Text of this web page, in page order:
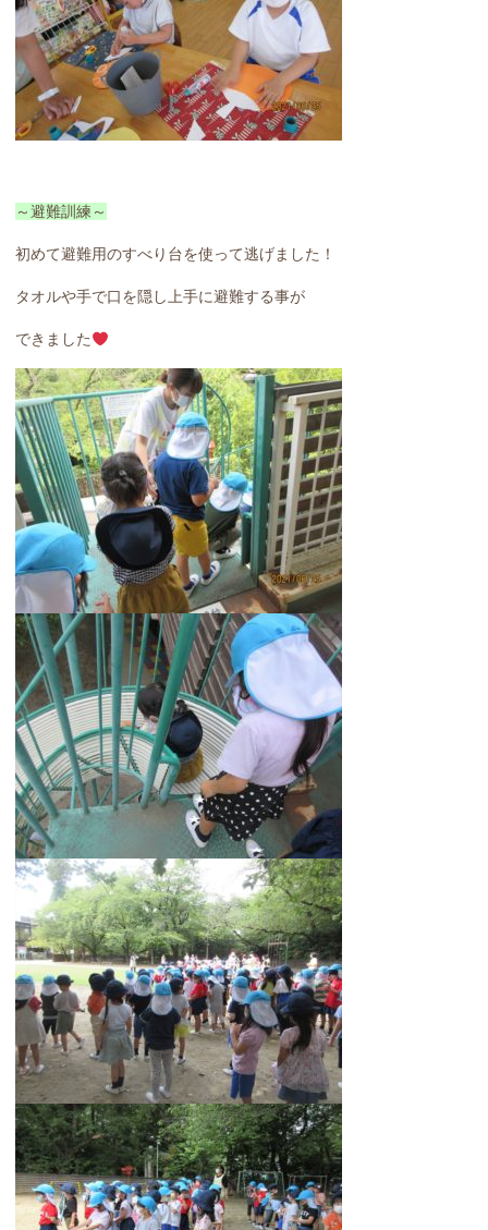
～避難訓練～
初めて避難用のすべり台を使って逃げました！
タオルや手で口を隠し上手に避難する事が
できました